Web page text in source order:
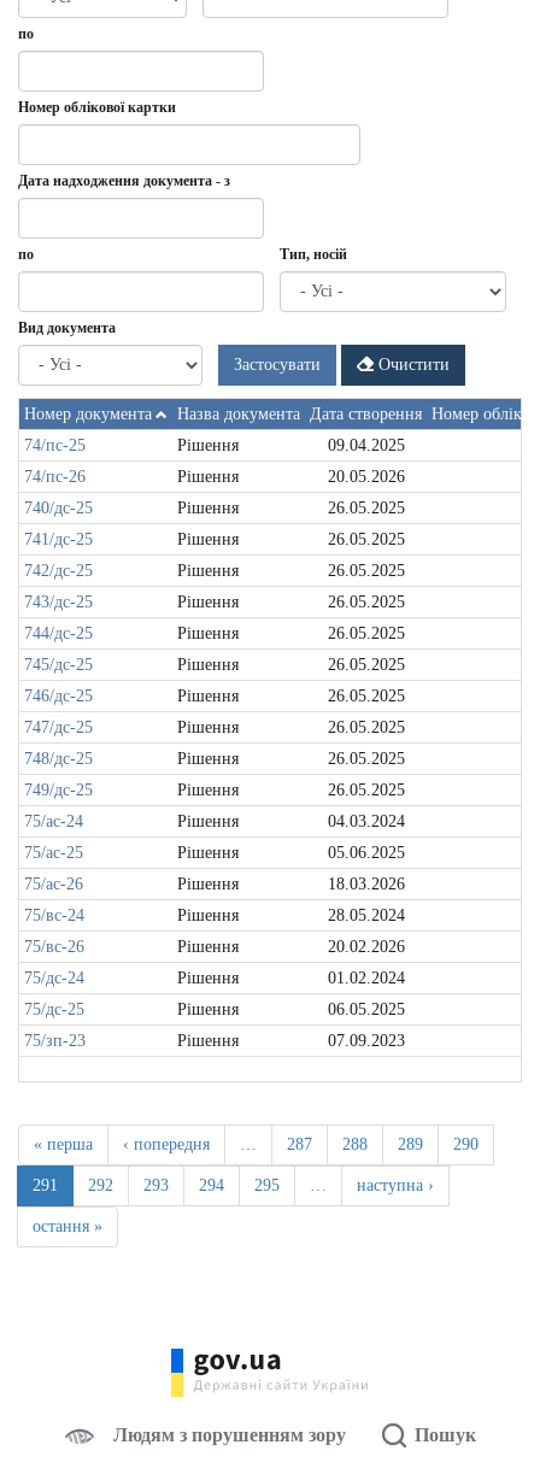
створення
з
по
Дата
по
Номер облікової картки
Дата надходження документа - з
Дата
Дата
надходження
-
з
по
Дата
по
Тип, носій
Вид документа
Застосувати Очистити
Номер документа Назва документа Дата створення Номер
74/пс-25
Рішення
09.04.2025
74/пс-26
Рішення
20.05.2026
740/дс-25
Рішення
26.05.2025
741/дс-25
Рішення
26.05.2025
742/дс-25
Рішення
26.05.2025
743/дс-25
Рішення
26.05.2025
744/дс-25
Рішення
26.05.2025
745/дс-25
Рішення
26.05.2025
746/дс-25
Рішення
26.05.2025
747/дс-25
Рішення
26.05.2025
748/дс-25
Рішення
26.05.2025
749/дс-25
Рішення
26.05.2025
75/ас-24
Рішення
04.03.2024
75/ас-25
Рішення
05.06.2025
75/ас-26
Рішення
18.03.2026
75/вс-24
Рішення
28.05.2024
75/вс-26
Рішення
20.02.2026
75/дс-24
Рішення
01.02.2024
75/дс-25
Рішення
06.05.2025
75/зп-23
Рішення 07.09.2023
« перша ‹ попередня … 287 288 289 290
291 292 293 294 295 … наступна ›
остання »
Людям з порушенням зору Пошук